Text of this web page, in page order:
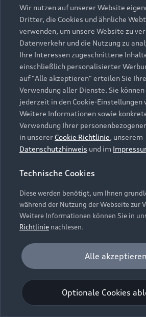
Elektromodelle
Plug-in-Hybride
Neuwagensuche
Gebrauchtwagensuche
Gebrauchtwagen
Finanzierung
Aktionen & Angebote
Geschäftskunden
Saisonale Angebote
Audi Services
Garantie
Audi digital services
myAudi
Support
Kundenservice
Händlersuche
Audi Code
Häufige Fragen (FAQ)
Audi Online Beratung
Bordbuch & Bedienungsanleitungen
Verträge kündigen
Vertrag widerrufen
Über Audi
Unternehmen
Karriere
Investor Relations
Presse & Media Center
Datenschutz
Audi erleben
Newsletter
© 2026 AUDI AG. Alle Rechte
Datenschutzinformation
Cookie-Richtlinie
Barrierefreiheit
Digital Services Act
EU Data Act
Embleme am Fahrzeug bei allen
Webseite kann abweichen.
Wir nutzen auf unserer Website
Dritter, die Cookies und ähnliche
verwenden, um unsere Website zu
Datenverkehr und die Nutzung zu
Ihre Interessen zugeschnittene
einschließlich personalisierter
auf "Alle akzeptieren" erteilen Sie
Verwendung aller Dienste. Sie
jederzeit in den Cookie-Einstellungen
Weitere Informationen sowie
Verwendung Ihrer
in unserer Cookie Richtlinie, unserem
Datenschutzhinweis und im
Technische Cookies
Diese werden benötigt, um Ihnen
während der Nutzung der Webseite zur
Weitere Informationen können Sie in
Richtlinie nachlesen.
Analyse und Statistik
Performance Cookies sammeln
darüber, wie unsere Webseite genutzt
Anzahl der Besuche, Verweildauer). Diese
werden zur Optimierung der Webseite
Optionale Cookies
Alle akzeptieren